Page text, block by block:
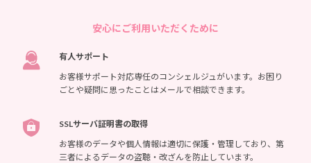
安心にご利用いただくために
有人サポート
お客様サポート対応専任のコンシェルジュがいます。お困り
ごとや疑問に思ったことはメールで相談できます。
SSLサーバ証明書の取得
お客様のデータや個人情報は適切に保護・管理しており、第
三者によるデータの盗聴・改ざんを防止しています。